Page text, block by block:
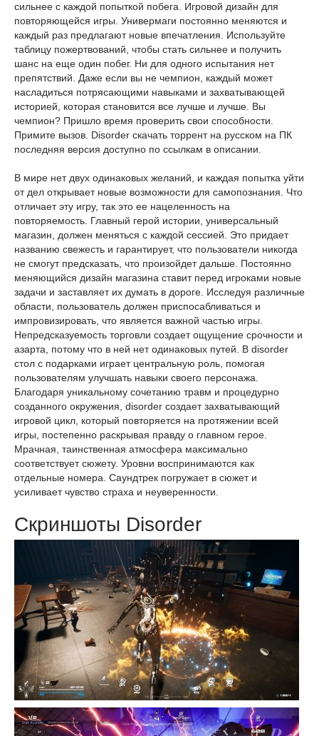
сильнее с каждой попыткой побега. Игровой дизайн для
повторяющейся игры. Универмаги постоянно меняются и
каждый раз предлагают новые впечатления. Используйте
таблицу пожертвований, чтобы стать сильнее и получить
шанс на еще один побег. Ни для одного испытания нет
препятствий. Даже если вы не чемпион, каждый может
насладиться потрясающими навыками и захватывающей
историей, которая становится все лучше и лучше. Вы
чемпион? Пришло время проверить свои способности.
Примите вызов. Disorder скачать торрент на русском на ПК
последняя версия доступно по ссылкам в описании.
В мире нет двух одинаковых желаний, и каждая попытка уйти
от дел открывает новые возможности для самопознания. Что
отличает эту игру, так это ее нацеленность на
повторяемость. Главный герой истории, универсальный
магазин, должен меняться с каждой сессией. Это придает
названию свежесть и гарантирует, что пользователи никогда
не смогут предсказать, что произойдет дальше. Постоянно
меняющийся дизайн магазина ставит перед игроками новые
задачи и заставляет их думать в дороге. Исследуя различные
области, пользователь должен приспосабливаться и
импровизировать, что является важной частью игры.
Непредсказуемость торговли создает ощущение срочности и
азарта, потому что в ней нет одинаковых путей. В disorder
стол с подарками играет центральную роль, помогая
пользователям улучшать навыки своего персонажа.
Благодаря уникальному сочетанию травм и процедурно
созданного окружения, disorder создает захватывающий
игровой цикл, который повторяется на протяжении всей
игры, постепенно раскрывая правду о главном герое.
Мрачная, таинственная атмосфера максимально
соответствует сюжету. Уровни воспринимаются как
отдельные номера. Саундтрек погружает в сюжет и
усиливает чувство страха и неуверенности.
Скриншоты Disorder